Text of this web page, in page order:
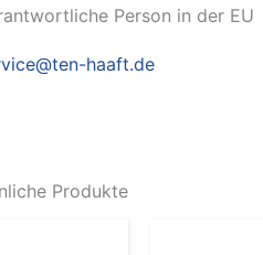
Person in der EU
haaft.de
Produkte